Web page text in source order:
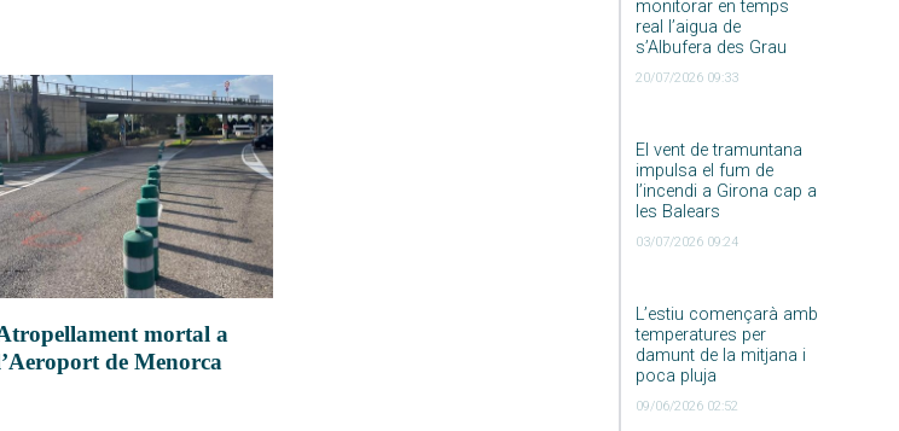
monitorar en temps
real l’aigua de
s’Albufera des Grau
20/07/2026 09:33
El vent de tramuntana
impulsa el fum de
l’incendi a Girona cap a
les Balears
03/07/2026 09:24
L’estiu començarà amb
temperatures per
damunt de la mitjana i
poca pluja
09/06/2026 02:52
mortal a
de Menorca